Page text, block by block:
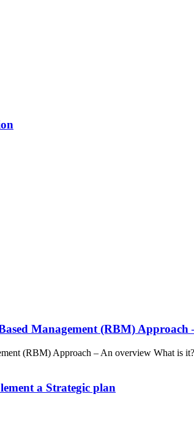
Management (RBM) Approach
(RBM) Approach – An overview What is
a Strategic plan